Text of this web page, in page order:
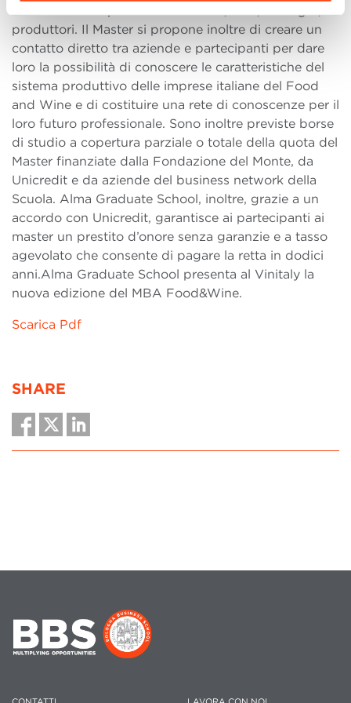
produttori. Il Master si propone inoltre di creare un
contatto diretto tra aziende e partecipanti per dare
loro la possibilità di conoscere le caratteristiche del
sistema produttivo delle imprese italiane del Food
and Wine e di costituire una rete di conoscenze per il
loro futuro professionale. Sono inoltre previste borse
di studio a copertura parziale o totale della quota del
Master finanziate dalla Fondazione del Monte, da
Unicredit e da aziende del business network della
Scuola. Alma Graduate School, inoltre, grazie a un
accordo con Unicredit, garantisce ai partecipanti ai
master un prestito d’onore senza garanzie e a tasso
agevolato che consente di pagare la retta in dodici
anni.Alma Graduate School presenta al Vinitaly la
nuova edizione del MBA Food&Wine.
Scarica Pdf
SHARE